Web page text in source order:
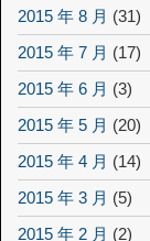
2015 年 8 月 (31)
2015 年 7 月 (17)
2015 年 6 月 (3)
2015 年 5 月 (20)
2015 年 4 月 (14)
2015 年 3 月 (5)
2015 年 2 月 (2)